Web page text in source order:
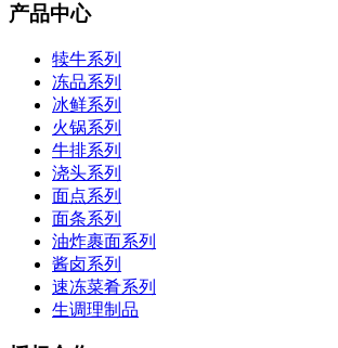
产品中心
犊牛系列
冻品系列
冰鲜系列
火锅系列
牛排系列
浇头系列
面点系列
面条系列
油炸裹面系列
酱卤系列
速冻菜肴系列
生调理制品